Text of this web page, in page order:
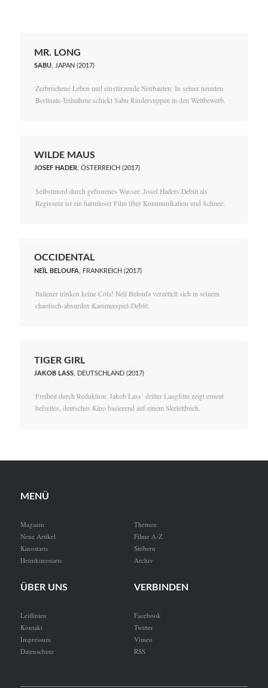
MR. LONG
SABU , JAPAN (2017)
Zerbrochene Leben und einstürzende Neubauten: In seiner neunten
Berlinale-Teilnahme schickt Sabu Rindersuppen in den Wettbewerb.
WILDE MAUS
JOSEF HADER , ÖSTERREICH (2017)
Selbstmord durch gefrorenes Wasser: Josef Haders Debüt als
Regisseur ist ein harmloser Film über Kommunikation und Schnee.
OCCIDENTAL
NEÏL BELOUFA , FRANKREICH (2017)
Italiener trinken keine Cola! Neïl Beloufa verzettelt sich in seinem
chaotisch-absurden Kammerspiel-Debüt.
TIGER GIRL
JAKOB LASS , DEUTSCHLAND (2017)
Freiheit durch Reduktion: Jakob Lass’ dritter Langfilm zeigt erneut
befreites, deutsches Kino basierend auf einem Skelettbuch.
MENÜ
Magazin
Neue Artikel
Kinostarts
Heimkinostarts
Themen
Filme A-Z
Stöbern
Archiv
ÜBER UNS
Leitlinien
Kontakt
Impressum
Datenschutz
VERBINDEN
Facebook
Twitter
Vimeo
RSS